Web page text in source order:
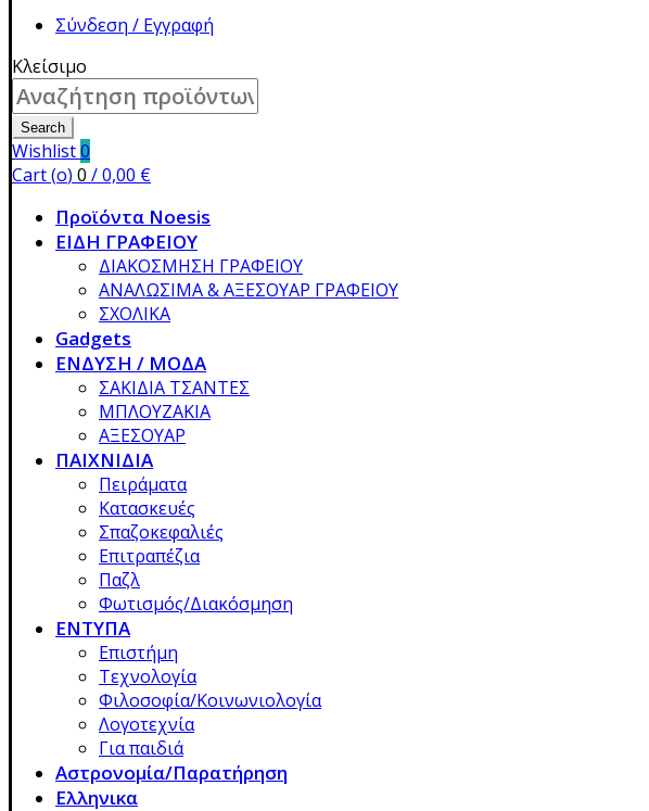
Σύνδεση / Εγγραφή
Κλείσιμο
Search
for:
Search
Wishlist0
Cart (o) 0 /0,00 €
Προϊόντα Noesis
ΕΙΔΗ ΓΡΑΦΕΙΟΥ
ΔΙΑΚΟΣΜΗΣΗ ΓΡΑΦΕΙΟΥ
ΑΝΑΛΩΣΙΜΑ & ΑΞΕΣΟΥΑΡ ΓΡΑΦΕΙΟΥ
ΣΧΟΛΙΚΑ
Gadgets
ΕΝΔΥΣΗ / ΜΟΔΑ
ΣΑΚΙΔΙΑ ΤΣΑΝΤΕΣ
ΜΠΛΟΥΖΑΚΙΑ
ΑΞΕΣΟΥΑΡ
ΠΑΙΧΝΙΔΙΑ
Πειράματα
Κατασκευές
Σπαζοκεφαλιές
Επιτραπέζια
Παζλ
Φωτισμός/Διακόσμηση
ΕΝΤΥΠΑ
Επιστήμη
Τεχνολογία
Φιλοσοφία/Κοινωνιολογία
Λογοτεχνία
Για παιδιά
Αστρονομία/Παρατήρηση
Ελληνικα